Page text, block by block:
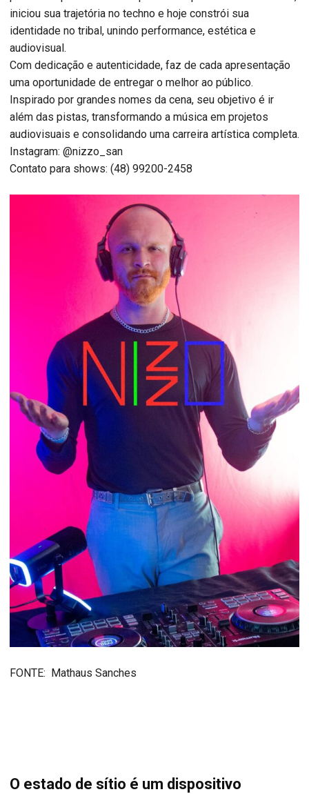
iniciou sua trajetória no techno e hoje constrói sua
identidade no tribal, unindo performance, estética e
audiovisual.
Com dedicação e autenticidade, faz de cada apresentação
uma oportunidade de entregar o melhor ao público.
Inspirado por grandes nomes da cena, seu objetivo é ir
além das pistas, transformando a música em projetos
audiovisuais e consolidando uma carreira artística completa.
Instagram: @nizzo_san
Contato para shows: (48) 99200-2458
FONTE: Mathaus Sanches
O estado de sítio é um dispositivo